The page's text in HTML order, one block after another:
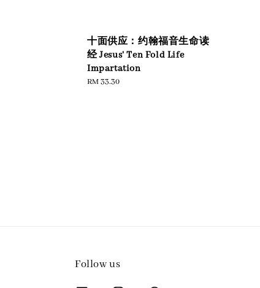
十面供应：约翰福音生命读
经 Jesus' Ten Fold Life
Impartation
Regular
RM 33.30
Follow us